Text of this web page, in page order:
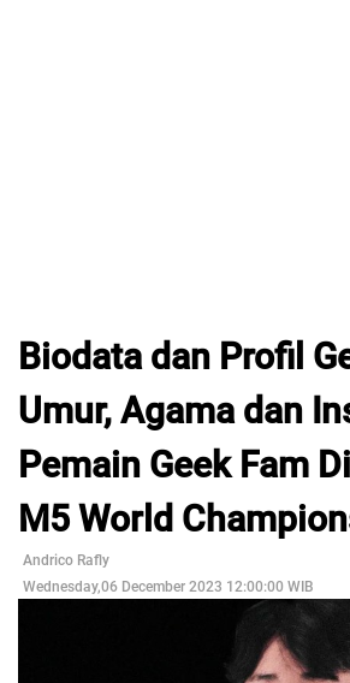
Biodata dan Profil
Umur, Agama dan
Pemain Geek Fam
M5 World
Andrico Rafly
Wednesday,06 December 2023 12:00:00 WIB